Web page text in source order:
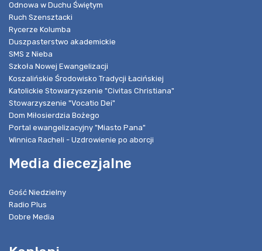
Odnowa w Duchu Świętym
Ruch Szensztacki
Rycerze Kolumba
Duszpasterstwo akademickie
SMS z Nieba
Szkoła Nowej Ewangelizacji
Koszalińskie Środowisko Tradycji Łacińskiej
Katolickie Stowarzyszenie "Civitas Christiana"
Stowarzyszenie "Vocatio Dei"
Dom Miłosierdzia Bożego
Portal ewangelizacyjny "Miasto Pana"
Winnica Racheli - Uzdrowienie po aborcji
Media diecezjalne
Gość Niedzielny
Radio Plus
Dobre Media